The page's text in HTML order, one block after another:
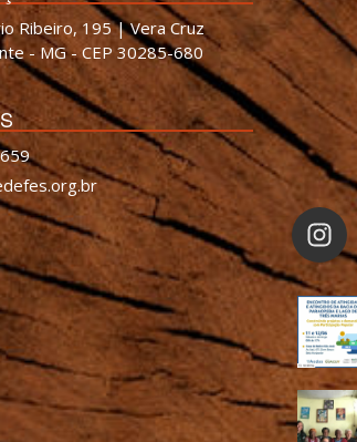
Ribeiro, 195 | Vera Cruz
- MG - CEP 30285-680